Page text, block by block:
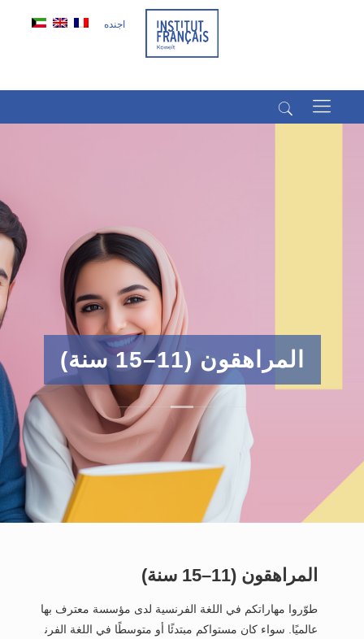
اجنده
المراهقون (11–15 سنة)
المراهقون (11–15 سنة)
طوّروا مهاراتكم في اللغة الفرنسية لدى مؤسسة معترف بها
عالميًا. سواء كان مستواكم مبتدئًا أو متوسطًا في اللغة الفرن